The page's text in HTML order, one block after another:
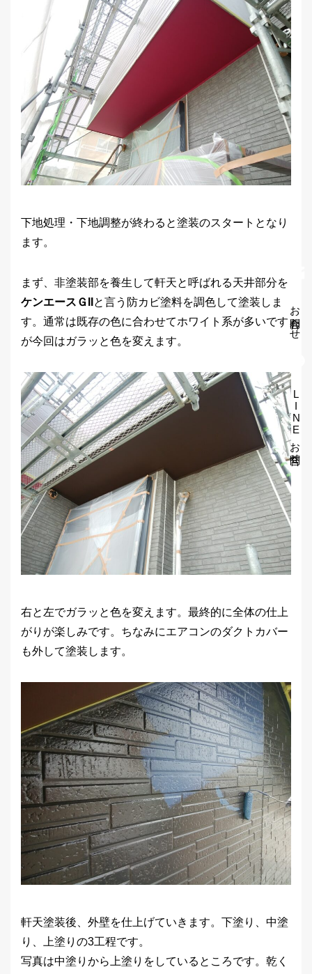
下地処理・下地調整が終わると塗装のスタートとなり
ます。
まず、非塗装部を養生して軒天と呼ばれる天井部分を
ケンエースＧII
と言う防カビ塗料を調色して塗装しま
す。通常は既存の色に合わせてホワイト系が多いです
が今回はガラッと色を変えます。
右と左でガラッと色を変えます。最終的に全体の仕上
がりが楽しみです。ちなみにエアコンのダクトカバー
も外して塗装します。
軒天塗装後、外壁を仕上げていきます。下塗り、中塗
り、上塗りの3工程です。
写真は中塗りから上塗りをしているところです。乾く
お問合わせ
LINEお問合せ